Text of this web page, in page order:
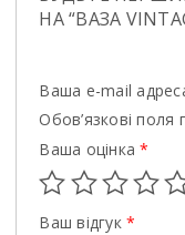
НА “ВАЗА
Ваша e-mail
Обов’язкові поля
Ваша оцінка*
Ваш відгук*